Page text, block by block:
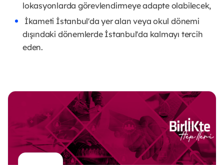
lokasyonlarda görevlendirmeye adapte olabilecek,
İkameti İstanbul'da yer alan veya okul dönemi
dışındaki dönemlerde İstanbul'da kalmayı tercih
eden.